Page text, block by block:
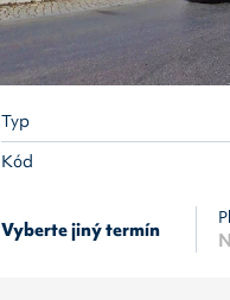
Typ
Kód
Vyberte jiný termín